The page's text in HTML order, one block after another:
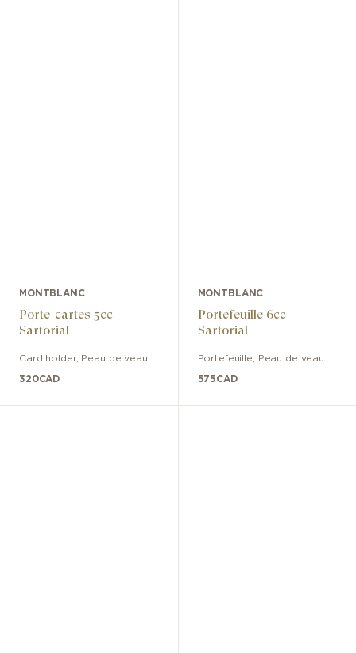
MONTBLANC
Porte-cartes 5cc
Sartorial
Card holder, Peau de veau
320CAD
MONTBLANC
Portefeuille 6cc
Sartorial
Portefeuille Peau de veau
575CAD